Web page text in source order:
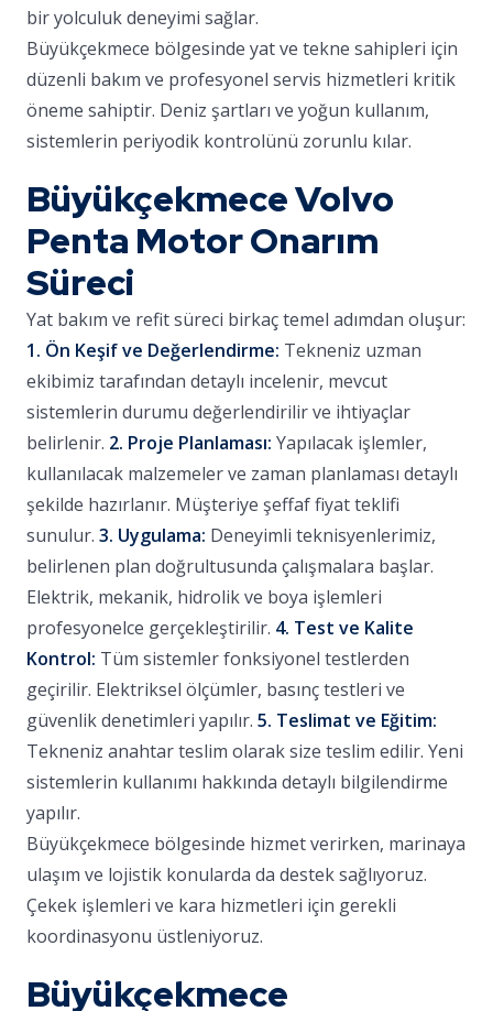
bir yolculuk deneyimi sağlar.
Büyükçekmece bölgesinde yat ve tekne sahipleri için
düzenli bakım ve profesyonel servis hizmetleri kritik
öneme sahiptir. Deniz şartları ve yoğun kullanım,
sistemlerin periyodik kontrolünü zorunlu kılar.
Büyükçekmece Volvo
Penta Motor Onarım
Süreci
Yat bakım ve refit süreci birkaç temel adımdan oluşur:
1. Ön Keşif ve Değerlendirme: Tekneniz uzman
ekibimiz tarafından detaylı incelenir, mevcut
sistemlerin durumu değerlendirilir ve ihtiyaçlar
belirlenir. 2. Proje Planlaması: Yapılacak işlemler,
kullanılacak malzemeler ve zaman planlaması detaylı
şekilde hazırlanır. Müşteriye şeffaf fiyat teklifi
sunulur. 3. Uygulama: Deneyimli teknisyenlerimiz,
belirlenen plan doğrultusunda çalışmalara başlar.
Elektrik, mekanik, hidrolik ve boya işlemleri
profesyonelce gerçekleştirilir. 4. Test ve Kalite
Kontrol: Tüm sistemler fonksiyonel testlerden
geçirilir. Elektriksel ölçümler, basınç testleri ve
güvenlik denetimleri yapılır. 5. Teslimat ve Eğitim:
Tekneniz anahtar teslim olarak size teslim edilir. Yeni
sistemlerin kullanımı hakkında detaylı bilgilendirme
yapılır.
Büyükçekmece bölgesinde hizmet verirken, marinaya
ulaşım ve lojistik konularda da destek sağlıyoruz.
Çekek işlemleri ve kara hizmetleri için gerekli
koordinasyonu üstleniyoruz.
Büyükçekmece